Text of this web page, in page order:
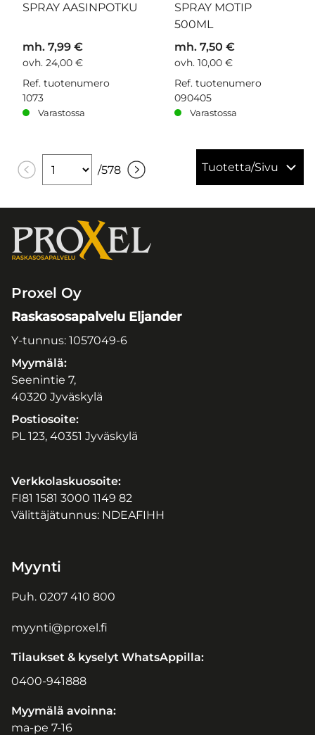
SPRAY AASINPOTKU
mh. 7,99 €
ovh. 24,00 €
Ref. tuotenumero
1073
Varastossa
SPRAY MOTIP
500ML
mh. 7,50 €
ovh. 10,00 €
Ref. tuotenumero
090405
Varastossa
/578 Tuotetta/Sivu
Proxel Oy
Raskasosapalvelu Eljander
Y-tunnus: 1057049-6
Myymälä:
Seenintie 7,
40320 Jyväskylä
Postiosoite:
PL 123, 40351 Jyväskylä
Verkkolaskuosoite:
FI81 1581 3000 1149 82
Välittäjätunnus: NDEAFIHH
Myynti
Puh. 0207 410 800
myynti@proxel.fi
Tilaukset & kyselyt WhatsAppilla:
0400-941888
Myymälä avoinna:
ma-pe 7-16